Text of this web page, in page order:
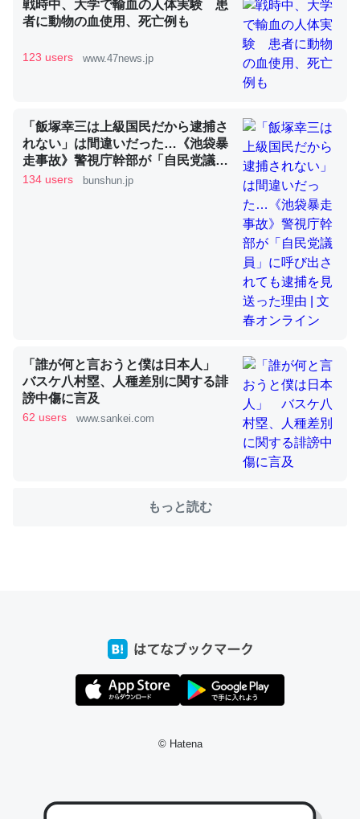
ずキチンを強化してる筈だが、酵素が違うのか？
─ニュース :: 【研究発表】昆虫学の大問題＝「昆虫はなぜ海にいな
これを元に考えるとカルシウムを大量に使う脊椎動物と貝
類は苦労してるんだな…。腹足類だと殻を無くしてナメク
─ニュース :: 【研究発表】昆虫学の大問題＝「昆虫はなぜ海にいな
ウチもEchoを実家に置いて４年。でたまに覗いてる。ぼ
位置情報を共有してる。電池残量や充電中かが分かるので
これ見て生きてるなって分かる。
─たまにLINEするくらいだった遠方の父67歳と僕。ITツール導入で
コミュニケーションが劇的に変化した｜tayorini by LIFULL介護
たいなのでネット環境作ったけどAlexaしか使わないので
34
戦時中、大学で輸血の人体実験 患
者に動物の血使用、死亡例も
123 users www.47news.jp
「飯塚幸三は上級国民だから逮捕さ
れない」は間違いだった…《池袋暴
走事故》警視庁幹部が「自民党議
員」に呼び出されても逮捕を見送っ
134 users bunshun.jp
「誰が何と言おうと僕は日本人」
バスケ八村塁、人種差別に関する誹
謗中傷に言及
62 users www.sankei.com
もっと読む
© Hatena